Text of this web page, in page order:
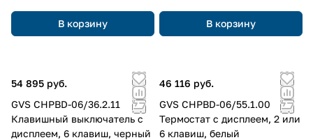
В корзину В корзину
54 895 руб.
GVS CHPBD-06/36.2.11
Клавишный выключатель с
дисплеем, 6 клавиш, черный
46 116 руб.
GVS CHPBD-06/55.1.00
Термостат с дисплеем, 2 или
6 клавиш, белый